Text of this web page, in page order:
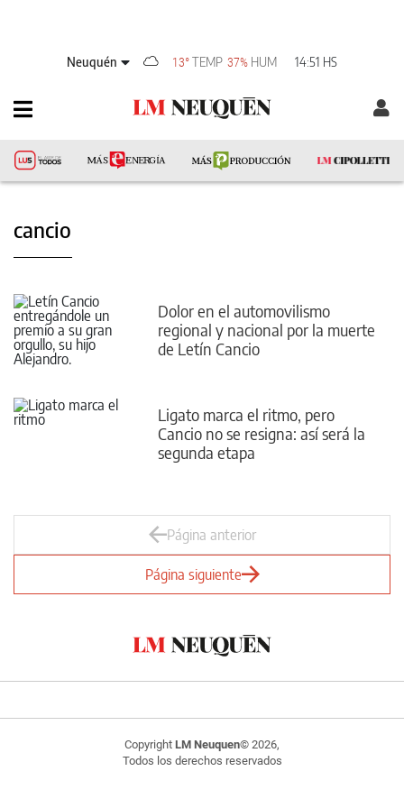
Neuquén 13° TEMP 37% HUM 14:51 HS
cancio
Dolor en el automovilismo
regional y nacional por la muerte
de Letín Cancio
Ligato marca el ritmo, pero
Cancio no se resigna: así será la
segunda etapa
Página anterior
Página siguiente
Copyright LM Neuquen© 2026,
Todos los derechos reservados